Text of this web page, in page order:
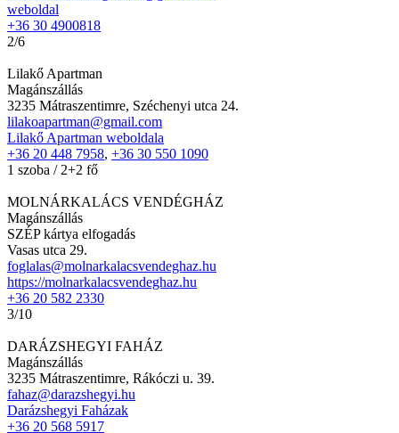
weboldal
+36 30 4900818
2/6
Lilakő Apartman
Magánszállás
3235 Mátraszentimre, Széchenyi utca 24.
lilakoapartman@gmail.com
Lilakő Apartman weboldala
+36 20 448 7958, +36 30 550 1090
1 szoba / 2+2 fő
MOLNÁRKALÁCS VENDÉGHÁZ
Magánszállás
SZÉP kártya elfogadás
Vasas utca 29.
foglalas@molnarkalacsvendeghaz.hu
https://molnarkalacsvendeghaz.hu
+36 20 582 2330
3/10
DARÁZSHEGYI FAHÁZ
Magánszállás
3235 Mátraszentimre, Rákóczi u. 39.
fahaz@darazshegyi.hu
Darázshegyi Faházak
+36 20 568 5917